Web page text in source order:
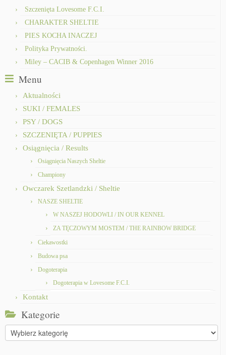
Szczenięta Lovesome F.C.I.
CHARAKTER SHELTIE
PIES KOCHA INACZEJ
Polityka Prywatności.
Miley – CACIB & Copenhagen Winner 2016
Menu
Aktualności
SUKI / FEMALES
PSY / DOGS
SZCZENIĘTA / PUPPIES
Osiągnięcia / Results
Osiągnięcia Naszych Sheltie
Championy
Owczarek Szetlandzki / Sheltie
NASZE SHELTIE
W NASZEJ HODOWLI / IN OUR KENNEL
ZA TĘCZOWYM MOSTEM / THE RAINBOW BRIDGE
Ciekawostki
Budowa psa
Dogoterapia
Dogoterapia w Lovesome F.C.I.
Kontakt
Kategorie
Kategorie